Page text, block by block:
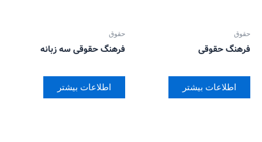
حقوق
فرهنگ حقوقی
اطلاعات بیشتر
حقوق
فرهنگ حقوقی سه زبانه
اطلاعات بیشتر